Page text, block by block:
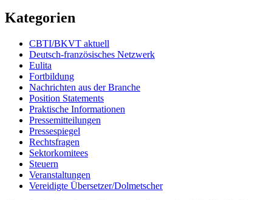
Kategorien
CBTI/BKVT aktuell
Deutsch-französisches Netzwerk
Eulita
Fortbildung
Nachrichten aus der Branche
Position Statements
Praktische Informationen
Pressemitteilungen
Pressespiegel
Rechtsfragen
Sektorkomitees
Steuern
Veranstaltungen
Vereidigte Übersetzer/Dolmetscher